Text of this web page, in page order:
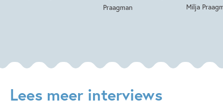
Praagman
Milja
Lees meer interviews